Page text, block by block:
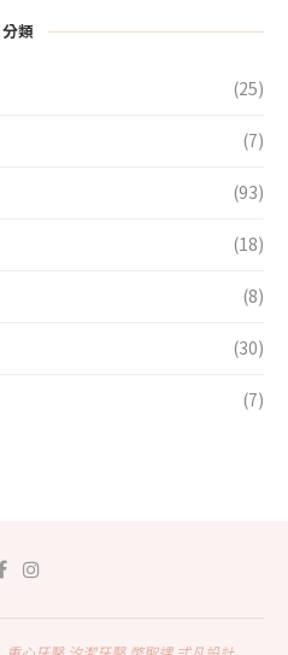
分類
(25)
(7)
(93)
(18)
(8)
(30)
(7)